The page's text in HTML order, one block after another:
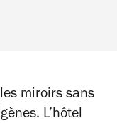
miroirs sans
L’hôtel